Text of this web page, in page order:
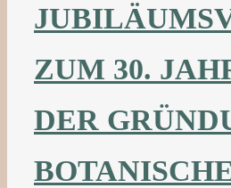
ZUM 30.
DER